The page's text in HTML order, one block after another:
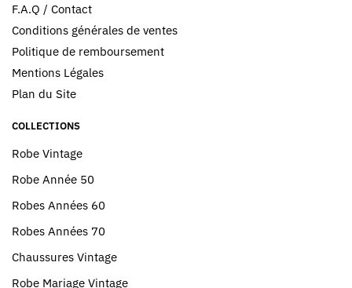
F.A.Q / Contact
Conditions générales de ventes
Politique de remboursement
Mentions Légales
Plan du Site
COLLECTIONS
Robe Vintage
Robe Année 50
Robes Années 60
Robes Années 70
Chaussures Vintage
Robe Mariage Vintage